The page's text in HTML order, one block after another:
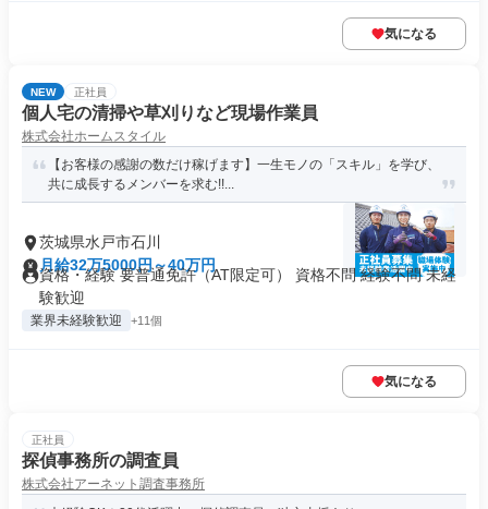
気になる
NEW 正社員
個人宅の清掃や草刈りなど現場作業員
株式会社ホームスタイル
【お客様の感謝の数だけ稼げます】一生モノの「スキル」を学び、
共に成長するメンバーを求む!!...
茨城県水戸市石川
月給32万5000円～40万円
資格・経験 要普通免許（AT限定可） 資格不問 経験不問 未経
験歓迎
業界未経験歓迎 +11個
気になる
正社員
探偵事務所の調査員
株式会社アーネット調査事務所